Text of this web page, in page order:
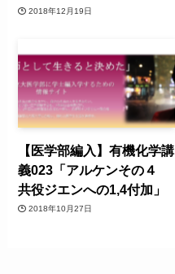
2018年12月19日
【医学部編入】有機化学講
義023「アルケンその４
共役ジエンへの1,4付加」
2018年10月27日